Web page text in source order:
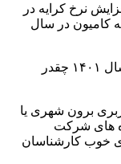
نرخ کرایه در
کامیون در سال
تعرفه های شرکت وانت بار قصر شیرین در سال ۱۴۰۱ چقدر
برون شهری یا
های شرکت
های خوب کارشناسان